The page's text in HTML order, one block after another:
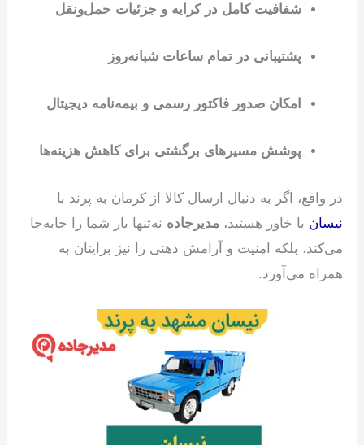
شفافیت کامل در کرایه و جزئیات حمل‌ونقل
پشتیبانی در تمام ساعات شبانه‌روز
امکان صدور فاکتور رسمی و بیمه‌نامه دیجیتال
پوشش مسیرهای برگشتی برای کاهش هزینه‌ها
در واقع، اگر به دنبال ارسال کالا از کرمان به پرند با
نیسان یا خاور هستید،مدیرجاده نه‌تنها بار شما را جابه‌جا
می‌کند، بلکه امنیت و آرامش ذهنی را نیز برایتان به
همراه می‌آورد.